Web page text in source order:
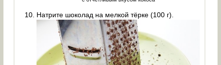
Натрите шоколад на мелкой тёрке (100 г).